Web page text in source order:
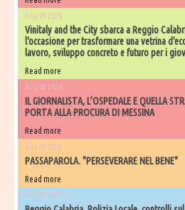
Aug 09 2026
Vinitaly and the City sbarca a Reggio
l'occasione per trasformare una vetrina
lavoro, sviluppo concreto e futuro per i
Read more
Aug 08 2026
IL GIORNALISTA, L’OSPEDALE E QUELLA
PORTA ALLA PROCURA DI MESSINA
Read more
Aug 08 2026
PASSAPAROLA. "PERSEVERARE NEL BENE"
Read more
Aug 08 2026